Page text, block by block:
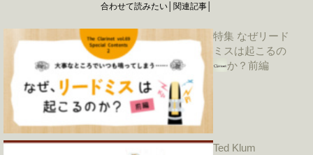
合わせて読みたい│関連記事│
特集 なぜリード
ミスは起こるの
か？前編
Ted Klum